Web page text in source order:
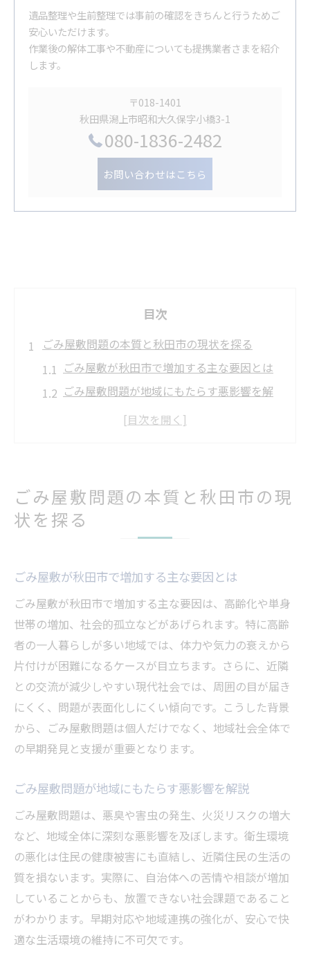
遺品整理や生前整理では事前の確認をきちんと行うためご
安心いただけます。
作業後の解体工事や不動産についても提携業者さまを紹介
します。
〒018-1401
秋田県潟上市昭和大久保字小橋3-1
080-1836-2482
お問い合わせはこちら
目次
ごみ屋敷問題の本質と秋田市の現状を探る
ごみ屋敷が秋田市で増加する主な要因とは
ごみ屋敷問題が地域にもたらす悪影響を解
秋田市のごみ屋敷事例から見える課題の本
質
安心して進めるごみ屋敷片付けの手順
ごみ屋敷片付け前に必要な準備と心構え
片付け開始時の安全確保と衛生対策のポイ
ント
ごみ屋敷の片付け手順と効率的な清掃方法
一戸建てごみ屋敷の片付けで注意すべき点
分別や粗大ごみ処分の正しい進め方
ごみ屋敷清掃後の衛生維持と再発防止策
秋田県秋田市でのごみ屋敷解決策とは
秋田市のごみ屋敷対策支援制度の活用法
ごみ屋敷問題に強い片付け業者の特徴を解
安心して依頼できるごみ屋敷清掃の選び方
ごみ屋敷片付け事例から学ぶ解決のヒント
分割払い利用時の注意点と支払い方法
地域の衛生環境を守るごみ屋敷対策法
ごみ屋敷問題の本質と秋田市の現
状を探る
ごみ屋敷が秋田市で増加する主な要因とは
ごみ屋敷が秋田市で増加する主な要因は、高齢化や単身
世帯の増加、社会的孤立などがあげられます。特に高齢
者の一人暮らしが多い地域では、体力や気力の衰えから
片付けが困難になるケースが目立ちます。さらに、近隣
との交流が減少しやすい現代社会では、周囲の目が届き
にくく、問題が表面化しにくい傾向です。こうした背景
から、ごみ屋敷問題は個人だけでなく、地域社会全体で
の早期発見と支援が重要となります。
ごみ屋敷問題が地域にもたらす悪影響を解説
ごみ屋敷問題は、悪臭や害虫の発生、火災リスクの増大
など、地域全体に深刻な悪影響を及ぼします。衛生環境
の悪化は住民の健康被害にも直結し、近隣住民の生活の
質を損ないます。実際に、自治体への苦情や相談が増加
していることからも、放置できない社会課題であること
がわかります。早期対応や地域連携の強化が、安心で快
適な生活環境の維持に不可欠です。